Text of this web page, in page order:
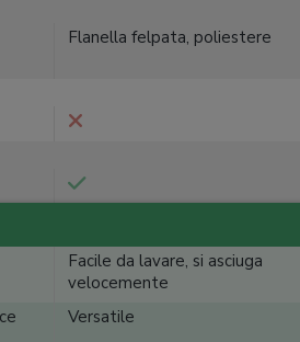
Flanella felpata, poliestere
Facile da lavare, si asciuga
velocemente
Versatile